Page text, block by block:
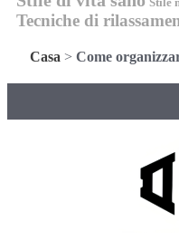
Tecniche di
Casa > Come